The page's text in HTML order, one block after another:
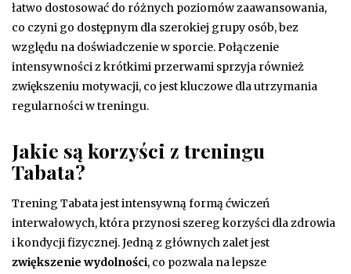
łatwo dostosować do różnych poziomów zaawansowania,
co czyni go dostępnym dla szerokiej grupy osób, bez
względu na doświadczenie w sporcie. Połączenie
intensywności z krótkimi przerwami sprzyja również
zwiększeniu motywacji, co jest kluczowe dla utrzymania
regularności w treningu.
Jakie są korzyści z treningu
Tabata?
Trening Tabata jest intensywną formą ćwiczeń
interwałowych, która przynosi szereg korzyści dla zdrowia
i kondycji fizycznej. Jedną z głównych zalet jest
zwiększenie wydolności, co pozwala na lepsze